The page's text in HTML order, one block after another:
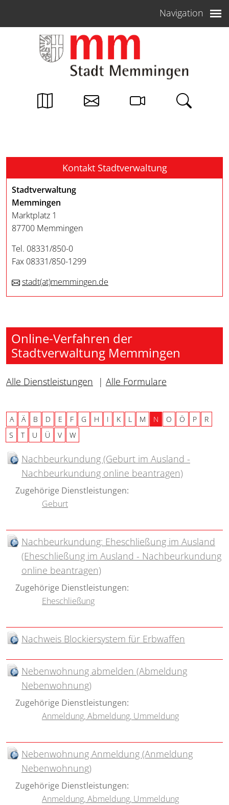
Navigation
Kontakt Stadtverwaltung
Stadtverwaltung
Memmingen
Marktplatz 1
87700 Memmingen
Tel. 08331/850-0
Fax 08331/850-1299
stadt(at)memmingen.de
Online-Verfahren der
Stadtverwaltung Memmingen
Alle Dienstleistungen | Alle Formulare
A Ä B D E F G H I K L M N O Ö P
R
S
T U Ü V W
Nachbeurkundung (Geburt im Ausland -
Nachbeurkundung online beantragen)
Zugehörige Dienstleistungen:
Geburt
Nachbeurkundung: Eheschließung im Ausland
(Eheschließung im Ausland - Nachbeurkundung
online beantragen)
Zugehörige Dienstleistungen:
Eheschließung
Nachweis Blockiersystem für Erbwaffen
Nebenwohnung abmelden (Abmeldung
Nebenwohnung)
Zugehörige Dienstleistungen:
Anmeldung, Abmeldung, Ummeldung
Nebenwohnung Anmeldung (Anmeldung
Nebenwohnung)
Zugehörige Dienstleistungen:
Anmeldung, Abmeldung, Ummeldung